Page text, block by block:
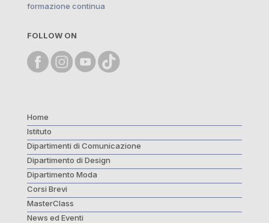
formazione continua
FOLLOW ON
Home
Istituto
Dipartimenti di Comunicazione
Dipartimento di Design
Dipartimento Moda
Corsi Brevi
MasterClass
News ed Eventi